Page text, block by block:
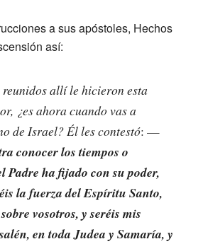
a sus apóstoles, Hechos
así:
reunidos allí le hicieron esta
¿es ahora cuando vas a
de Israel? Él les contestó: —
conocer los tiempos o
Padre ha fijado con su poder,
la fuerza del Espíritu Santo,
vosotros, y seréis mis
en toda Judea y Samaría, y